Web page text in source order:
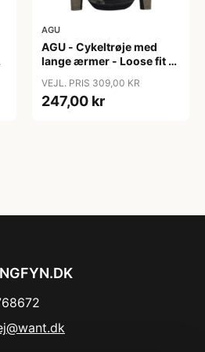
AGU
AGU - Cykeltrøje med
lange ærmer - Loose fit -
VEJL. PRIS 309,00 KR
247,00 kr